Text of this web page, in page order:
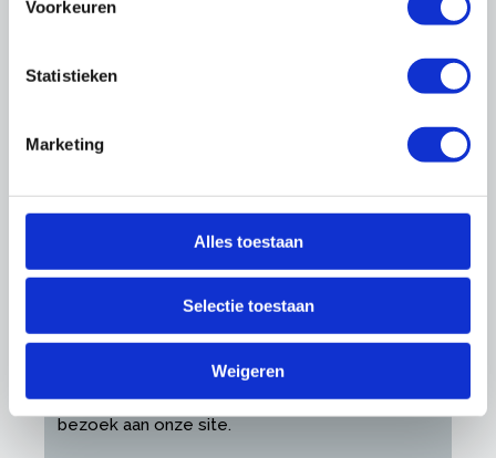
Voorkeuren
Statistieken
Marketing
Alles toestaan
Selectie toestaan
Weigeren
Ik heb geen inloggegevens ontvangen als
met ons op en wij sturen u zo
Ik ben mijn wachtwoord of gebruikersnaam
Bent u uw inloggegevens vergeten, dan kunt u
Waarom log ik in met een persoonlijk e-
u allerlei zaken kunt instellen zoals
nieuwsbriefabonnementen, zakelijke
persoonsgegevens en instellingen voor uw
bezoek aan onze site.